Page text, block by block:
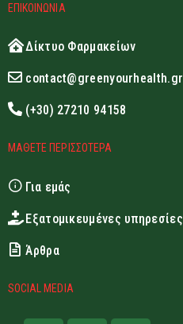
ΕΠΙΚΟΙΝΩΝΙΑ
Δίκτυο Φαρμακείων
contact@greenyourhealth.gr
(+30) 27210 94158
ΜΑΘΕΤΕ ΠΕΡΙΣΣΟΤΕΡΑ
Για εμάς
Εξατομικευμένες υπηρεσίες
Άρθρα
SOCIAL MEDIA